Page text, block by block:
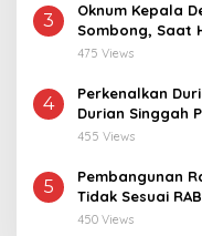
3
Oknum Kepala
Sombong, Saat
Desa 2021-2024
475 Views
4
Perkenalkan
Durian Singgah
455 Views
5
Pembangunan
Tidak Sesuai RAB
450 Views